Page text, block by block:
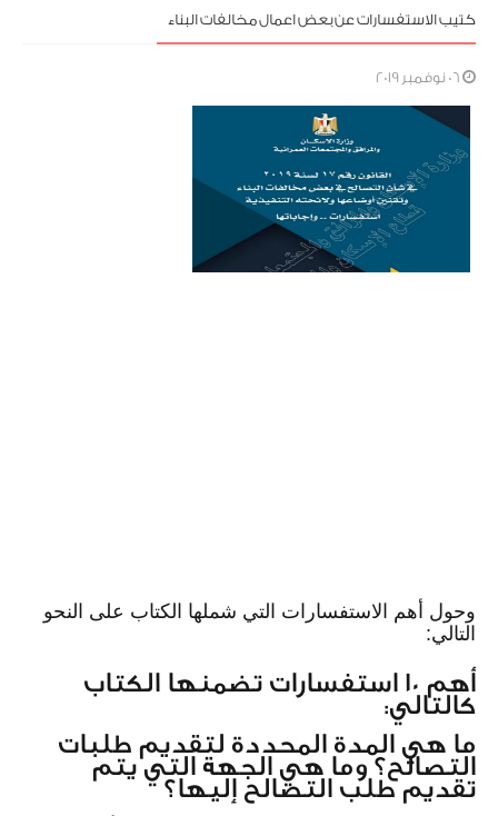
كتيب الاستفسارات عن بعض اعمال مخالفات البناء
وحول أهم الاستفسارات التي شملها الكتاب على النحو
التالي:
أهم 10 استفسارات تضمنها الكتاب
كالتالي:
ما هي المدة المحددة لتقديم طلبات
التصالح؟ وما هي الجهة التي يتم
تقديم طلب التصالح إليها؟